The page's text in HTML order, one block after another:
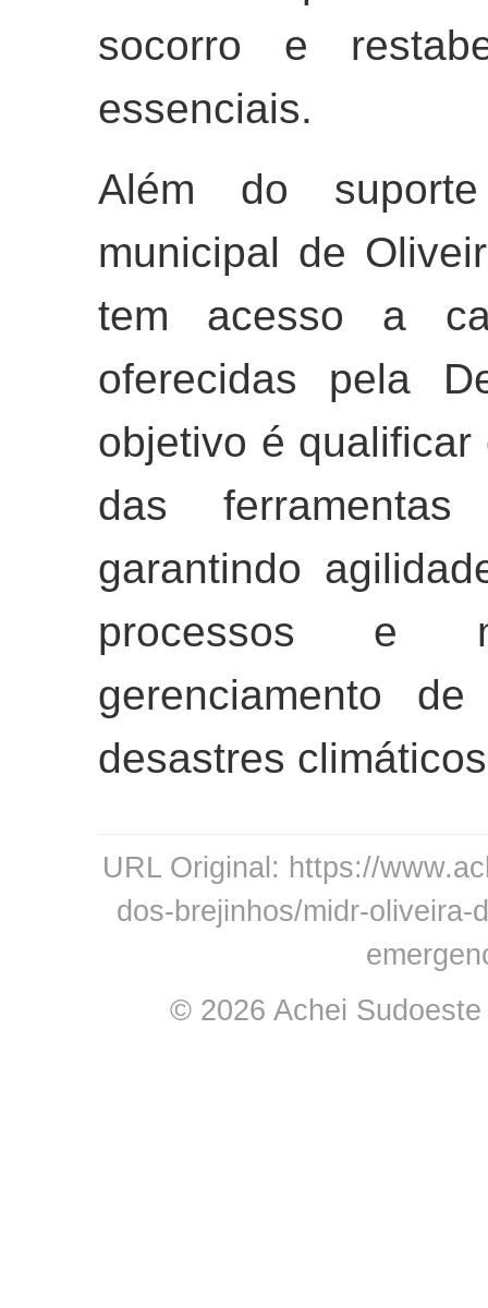
socorro e
essenciais.
Além do
municipal de
tem acesso a
oferecidas pela
objetivo é
das
garantindo
processos e
gerenciamento
desastres
URL Original: https://
dos-brejinhos/midr-oliveira-
© 2026 Achei